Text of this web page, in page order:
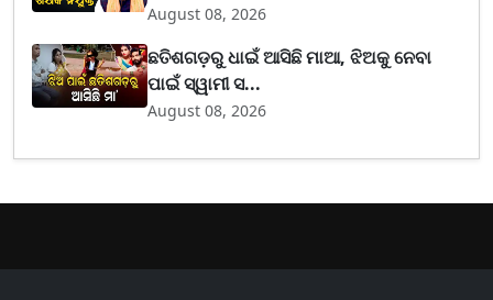
August 08, 2026
ଛତିଶଗଡ଼ରୁ ଧାଇଁ ଆସିଛି ମାଆ, ଝିଅକୁ ନେବା
ପାଇଁ ସ୍ୱାମୀ ସ...
August 08, 2026